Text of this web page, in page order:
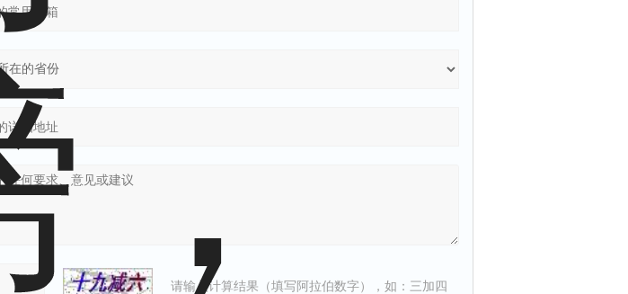
请输入计算结果（填写阿拉伯数字），如：三加四